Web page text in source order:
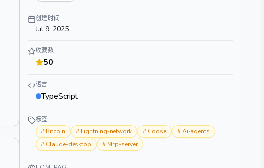
创建时间
Jul 9, 2025
收藏数
50
语言
TypeScript
标签
# Bitcoin # Lightning-network # Goose #Ai-agents
# Claude-desktop # Mcp-server